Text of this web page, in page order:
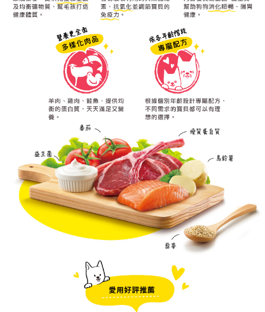
https://aftee.tw/terms/#terms3
３．未成年的使用者請事先徵得法定代理人或監護人之同意方可使用
「AFTEE先享後付」，若未經同意申辦者引起之損失，本公司不負相關責
４．使用「AFTEE先享後付」時，將依據個別帳號之用戶狀況，依本公司即
時審查核予不同之上限額度；若仍有額度不足之情形，本公司將視審查結果
請求用戶進行身份認證。
５．嚴禁一人註冊多個帳號或使用他人資訊註冊。若發現惡意使用之情形，
恩沛科技股份有限公司將有權停止該用戶之使用額度並採取法律行動。